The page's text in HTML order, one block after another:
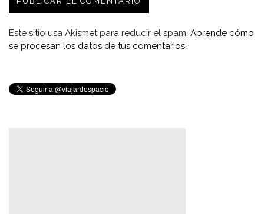
Este sitio usa Akismet para reducir el spam. Aprende cómo
se procesan los datos de tus comentarios.